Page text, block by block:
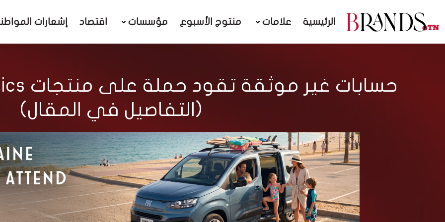
الرئيسية علامات منتوج الأسبوع مؤسسات اقتصاد إشعارات
(التفاصيل في المقال)